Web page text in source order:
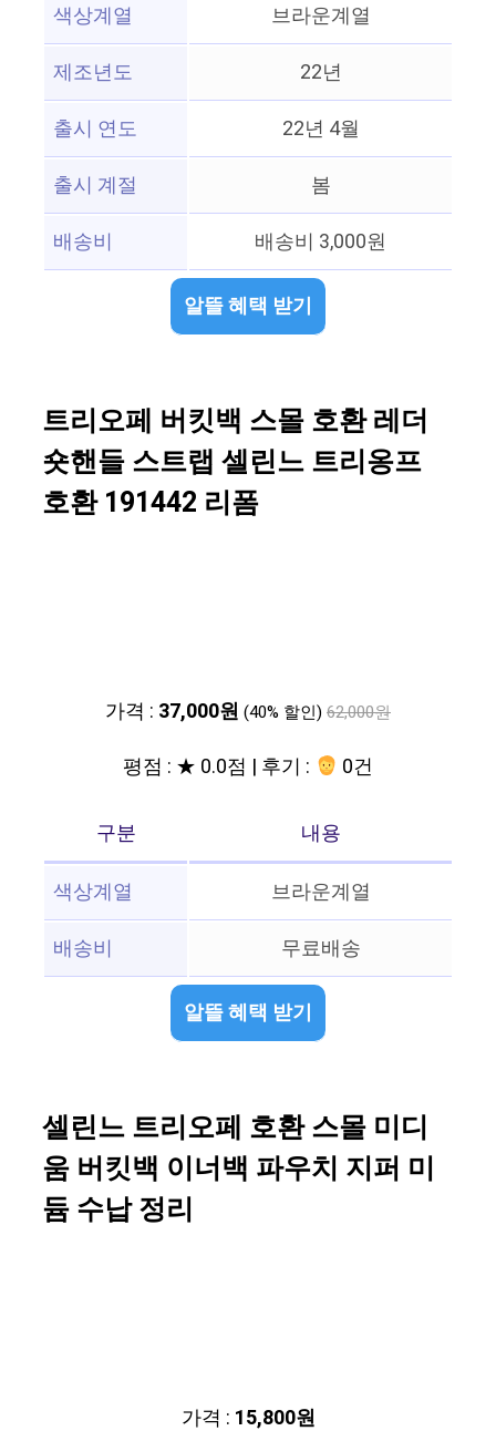
색상계열
브라운계열
제조년도
22년
출시 연도
22년 4월
출시 계절
봄
배송비
배송비 3,000원
알뜰 혜택 받기
트리오페 버킷백 스몰 호환 레더
숏핸들 스트랩 셀린느 트리옹프
호환 191442 리폼
가격 : 37,000원 (40% 할인) 62,000원
평점 : ★ 0.0점 | 후기 : 0건
구분
내용
색상계열
브라운계열
배송비
무료배송
알뜰 혜택 받기
셀린느 트리오페 호환 스몰 미디
움 버킷백 이너백 파우치 지퍼 미
듐 수납 정리
가격 : 15,800원